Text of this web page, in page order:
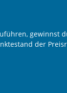
gewinnst
der